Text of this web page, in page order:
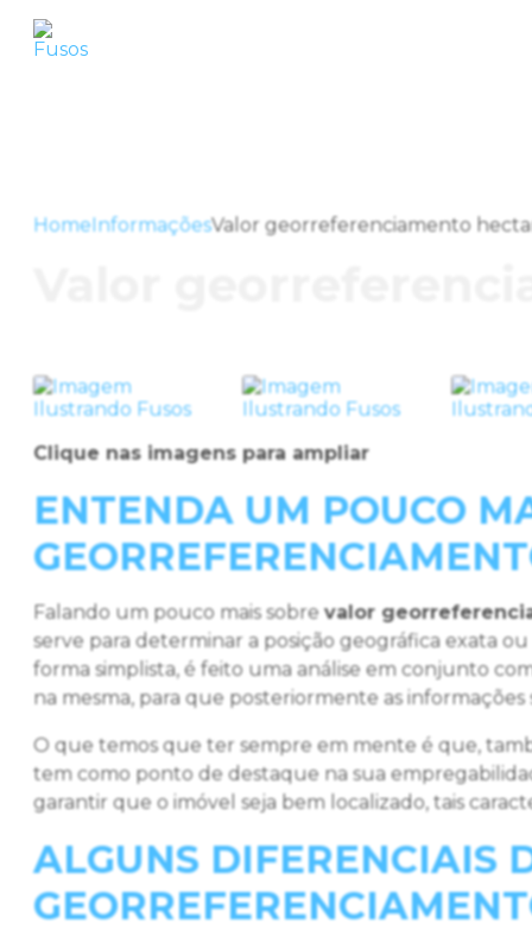
HomeInformaçõesValor georreferenciamento
Clique nas imagens para ampliar
ENTENDA UM POUCO
Falando um pouco mais sobrevalor
serve para determinar a posição geográfica exata
forma simplista, é feito uma análise em conjunto
na mesma, para que posteriormente as informações
O que temos que ter sempre em mente é que,
tem como ponto de destaque na sua
garantir que o imóvel seja bem localizado, tais
ALGUNS DIFERENCIAIS